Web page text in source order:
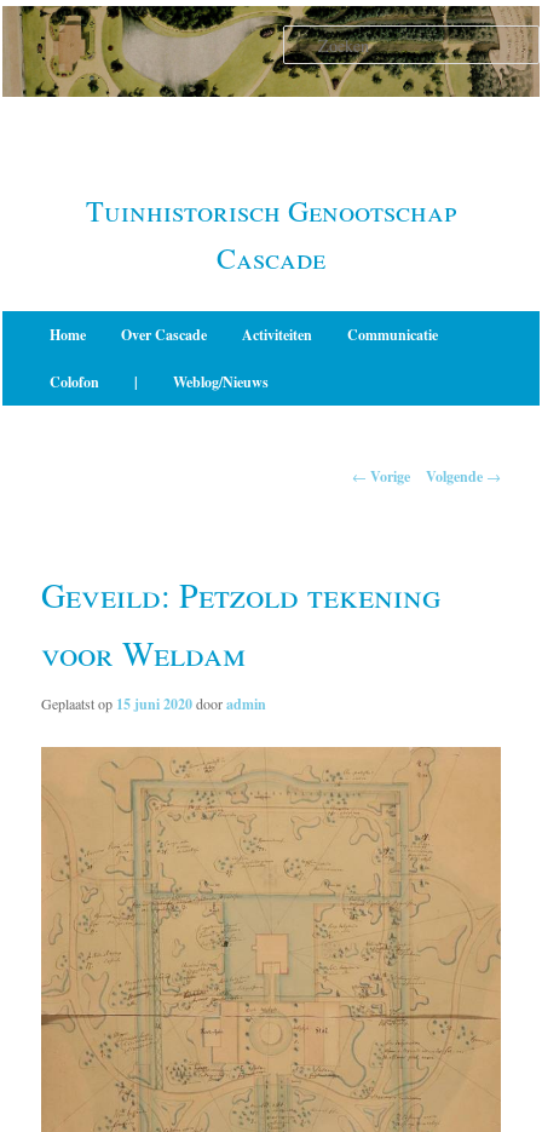
Spring
naar
primaire
Tuinhistorisch Genootschap
Cascade
Home Over Cascade Activiteiten Communicatie
Colofon | Weblog/Nieuws
← Vorige Volgende →
Geveild: Petzold tekening
voor Weldam
Geplaatst op 15 juni 2020dooradmin